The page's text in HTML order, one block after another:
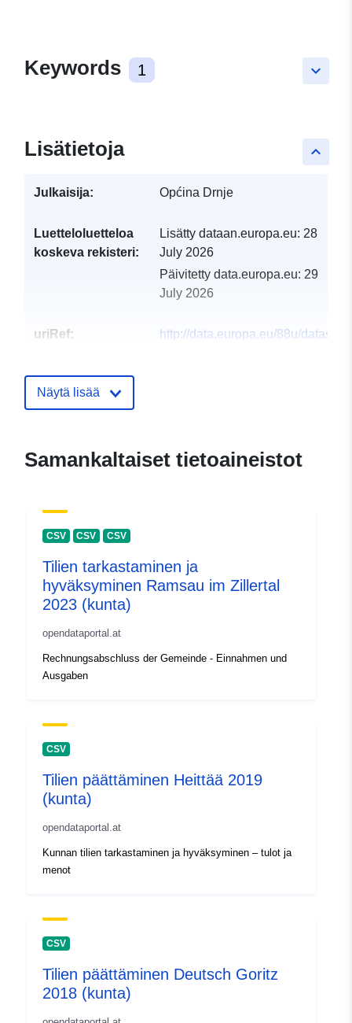
keyboard_arrow_down
Keywords 1
keyboard_arrow_up
Lisätietoja
Julkaisija: Općina Drnje
Luetteloluetteloa
koskeva rekisteri:
Lisätty dataan.europa.eu: 28
July 2026
Päivitetty data.europa.eu: 29
July 2026
uriRef:
http://data.europa.eu/88u/dataset/
Näytä lisää
Samankaltaiset tietoaineistot
CSV CSV CSV
Tilien tarkastaminen ja
hyväksyminen Ramsau im Zillertal
2023 (kunta)
opendataportal.at
Rechnungsabschluss der Gemeinde - Einnahmen und
Ausgaben
CSV
Tilien päättäminen Heittää 2019
(kunta)
opendataportal.at
Kunnan tilien tarkastaminen ja hyväksyminen – tulot ja
menot
CSV
Tilien päättäminen Deutsch Goritz
2018 (kunta)